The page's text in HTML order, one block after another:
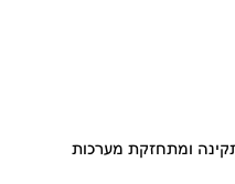
ומתחזקת מערכות